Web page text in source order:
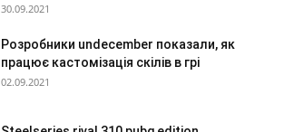
30.09.2021
Розробники undecember показали, як
працює кастомізація скілів в грі
02.09.2021